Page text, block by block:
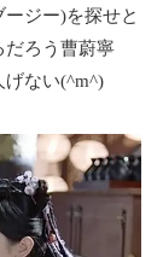
ジー)を探せと
だろう曹蔚寧
げない(^m^)